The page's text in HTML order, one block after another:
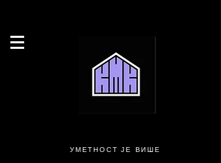
УМЕТНОСТ ЈЕ ВИШЕ